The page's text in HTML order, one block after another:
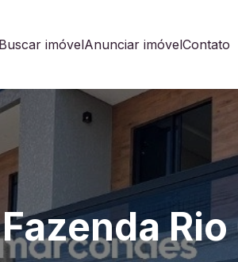
Buscar imóvelAnunciar imóvelContato